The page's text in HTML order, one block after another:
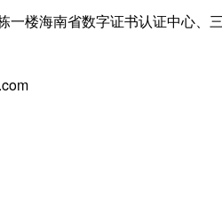
楼海南省数字证书认证中心、